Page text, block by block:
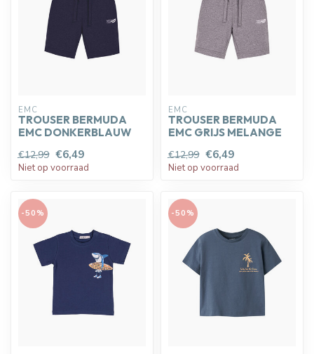
EMC
TROUSER BERMUDA
EMC DONKERBLAUW
€12,99 €6,49
Niet op voorraad
EMC
TROUSER BERMUDA
EMC GRIJS MELANGE
€12,99 €6,49
Niet op voorraad
-50% -50%